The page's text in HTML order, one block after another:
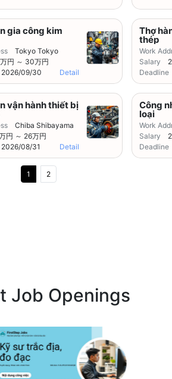
gia công kim
Tokyo Tokyo
円 ～ 30万円
2026/09/30 Detail
Thợ
thép
Work
Salary
Deadline
vận hành thiết bị
Chiba Shibayama
円 ～ 26万円
2026/08/31 Detail
Công
loại
Work
Salary
Deadline
1 2
Job Openings